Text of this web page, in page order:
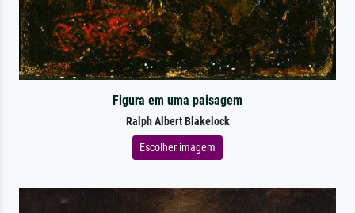
Figura em uma paisagem
Ralph Albert Blakelock
Escolher imagem